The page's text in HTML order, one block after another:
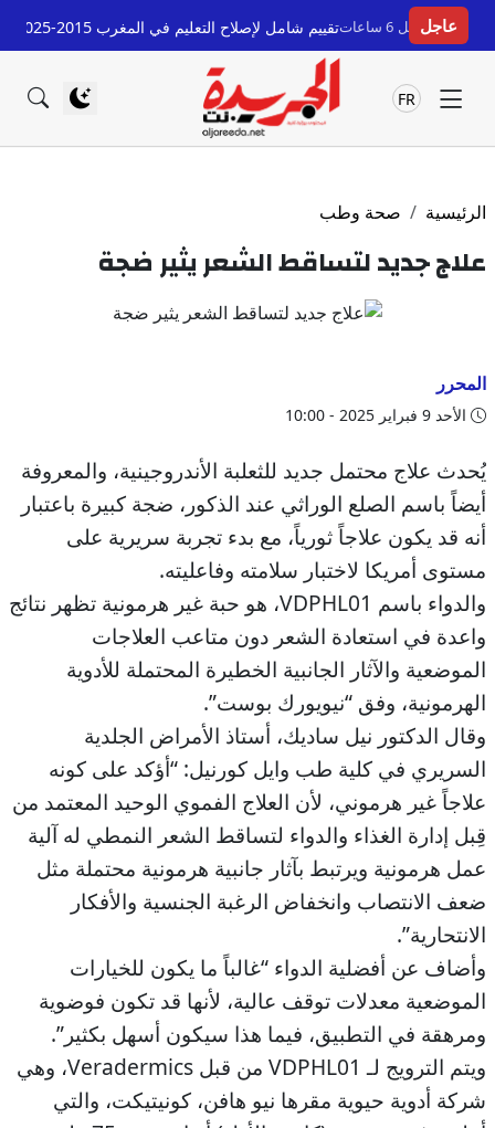
عاجلتقييم شامل لإصلاح التعليم في المغرب 2015-2025: إنجازات وتحديات
FR
الرئيسية صحة وطب
علاج جديد لتساقط الشعر يثير ضجة
المحرر
الأحد 9 فبراير 2025 - 10:00
يُحدث علاج محتمل جديد للثعلبة الأندروجينية، والمعروفة
أيضاً باسم الصلع الوراثي عند الذكور، ضجة كبيرة باعتبار
أنه قد يكون علاجاً ثورياً، مع بدء تجربة سريرية على
مستوى أمريكا لاختبار سلامته وفاعليته.
والدواء باسم VDPHL01، هو حبة غير هرمونية تظهر نتائج
واعدة في استعادة الشعر دون متاعب العلاجات
الموضعية والآثار الجانبية الخطيرة المحتملة للأدوية
الهرمونية، وفق “نيويورك بوست”.
وقال الدكتور نيل ساديك، أستاذ الأمراض الجلدية
السريري في كلية طب وايل كورنيل: “أؤكد على كونه
علاجاً غير هرموني، لأن العلاج الفموي الوحيد المعتمد من
قِبل إدارة الغذاء والدواء لتساقط الشعر النمطي له آلية
عمل هرمونية ويرتبط بآثار جانبية هرمونية محتملة مثل
ضعف الانتصاب وانخفاض الرغبة الجنسية والأفكار
الانتحارية”.
وأضاف عن أفضلية الدواء “غالباً ما يكون للخيارات
الموضعية معدلات توقف عالية، لأنها قد تكون فوضوية
ومرهقة في التطبيق، فيما هذا سيكون أسهل بكثير”.
ويتم الترويج لـ VDPHL01 من قبل Veradermics، وهي
شركة أدوية حيوية مقرها نيو هافن، كونيتيكت، والتي